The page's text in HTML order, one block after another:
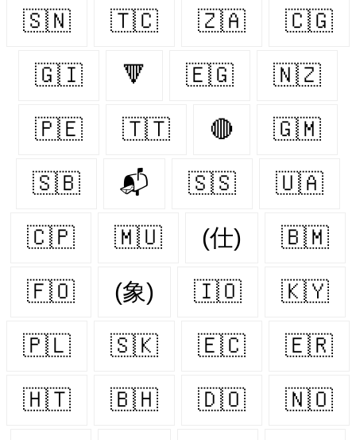
🇸🇳 🇹🇨 🇿🇦 🇨🇬
🇬🇮 🔻 🇪🇬 🇳🇿
🇵🇪 🇹🇹 🔴 🇬🇲
🇸🇧 📬 🇸🇸 🇺🇦
🇨🇵 🇲🇺 (仕) 🇧🇲
🇫🇴 (象) 🇮🇴 🇰🇾
🇵🇱 🇸🇰 🇪🇨 🇪🇷
🇭🇹 🇧🇭 🇩🇴 🇳🇴